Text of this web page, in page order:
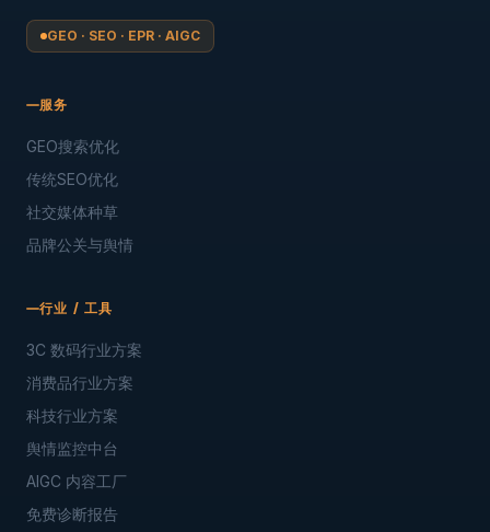
GEO · SEO · EPR · AIGC
服务
GEO搜索优化
传统SEO优化
社交媒体种草
品牌公关与舆情
行业 / 工具
3C 数码行业方案
消费品行业方案
科技行业方案
舆情监控中台
AIGC 内容工厂
免费诊断报告